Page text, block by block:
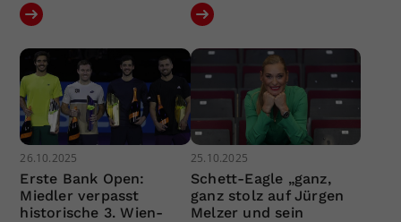
26.10.2025
Erste Bank Open:
Miedler verpasst
historische 3. Wien-
25.10.2025
Schett-Eagle „ganz,
ganz stolz auf Jürgen
Melzer und sein